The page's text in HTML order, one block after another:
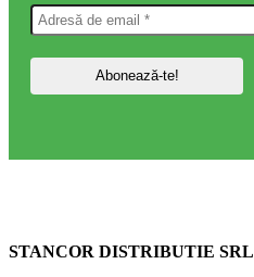
STANCOR DISTRIBUTIE SRL